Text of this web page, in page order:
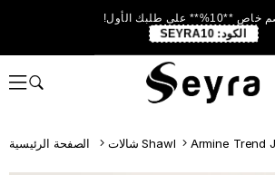
على طلبك الأول!
الكود: SEYRA10
شالات Shawl Armine Trend